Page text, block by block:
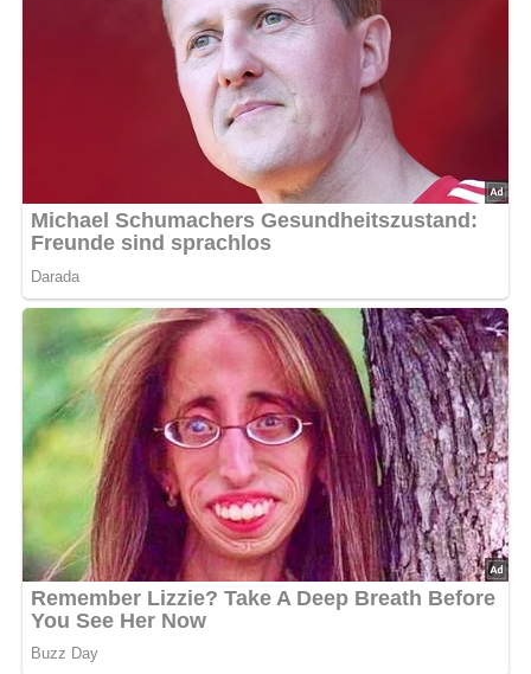
schwacher Hitze 20 Minuten kochen.
Nun rührt man den Wein, den Zucker, den Rum oder
Weinbrand sowie den Zitronensaft unter, läßt erneut
aufkochen und stellt die fertige Soße kalt.
Rumsoße wird hauptsächlich zu Puddings gereicht.
Nach: Süsses, 2. Auflage – Verlag für die Frau, 1984, Leipzig, DDR
5/5(1 Bewertung)